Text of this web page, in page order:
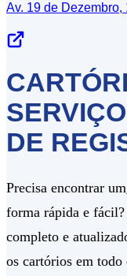
Av. 19 de Dezembro,
DE
Precisa encontrar um
forma rápida e
completo e
os cartórios em